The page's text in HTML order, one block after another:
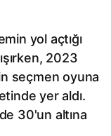
yol açtığı
2023
seçmen oyuna
yer aldı.
30'un altına